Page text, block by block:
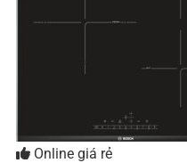
Online giá rẻ